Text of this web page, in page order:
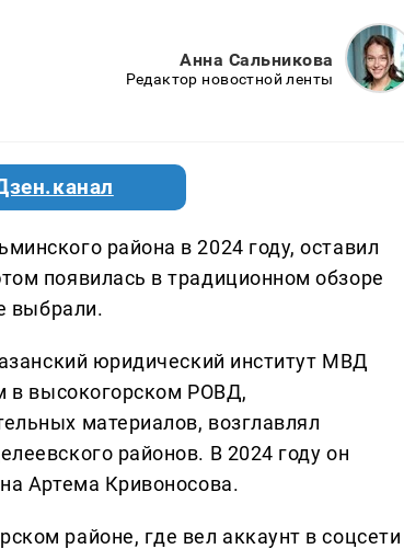
Анна Сальникова
Редактор новостной ленты
района в 2024 году, оставил
появилась в традиционном обзоре
выбрали.
юридический институт МВД
в высокогорском РОВД,
материалов, возглавлял
районов. В 2024 году он
Артема Кривоносова.
районе, где вел аккаунт в соцсети